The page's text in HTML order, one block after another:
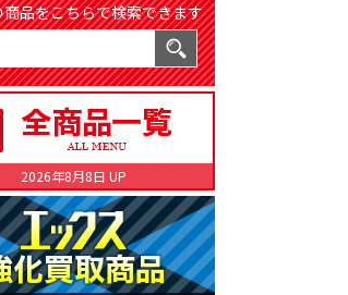
品をこちらで検索できます
2026年8月8日 UP